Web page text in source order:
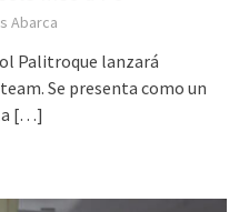
Abarca
Palitroque lanzará
Se presenta como un
[…]